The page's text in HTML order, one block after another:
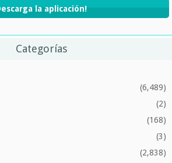
la aplicación!
Categorías
(6,489)
(2)
(168)
(3)
(2,838)